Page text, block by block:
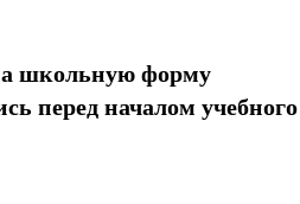
школьную форму
перед началом учебного